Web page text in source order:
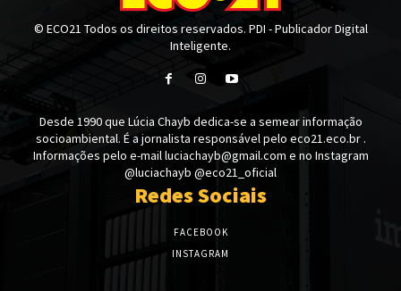
© ECO21 Todos os direitos reservados. PDI - Publicador Digital
Inteligente.
Desde 1990 que Lúcia Chayb dedica-se a semear informação
socioambiental. É a jornalista responsável pelo eco21.eco.br .
Informações pelo e-mail luciachayb@gmail.com e no Instagram
@luciachayb @eco21_oficial
Redes Sociais
FACEBOOK
INSTAGRAM